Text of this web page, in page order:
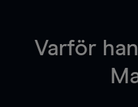
Varför